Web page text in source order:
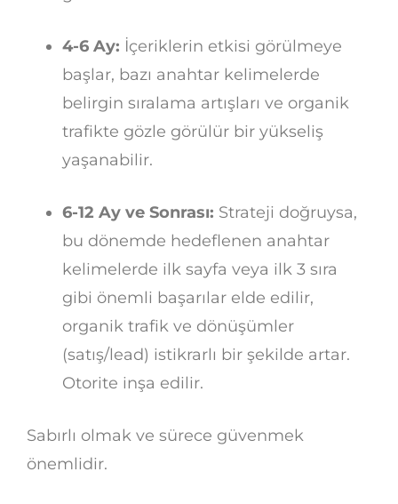
4-6 Ay: İçeriklerin etkisi görülmeye
başlar, bazı anahtar kelimelerde
belirgin sıralama artışları ve organik
trafikte gözle görülür bir yükseliş
yaşanabilir.
6-12 Ay ve Sonrası: Strateji doğruysa,
bu dönemde hedeflenen anahtar
kelimelerde ilk sayfa veya ilk 3 sıra
gibi önemli başarılar elde edilir,
organik trafik ve dönüşümler
(satış/lead) istikrarlı bir şekilde artar.
Otorite inşa edilir.
Sabırlı olmak ve sürece güvenmek
önemlidir.